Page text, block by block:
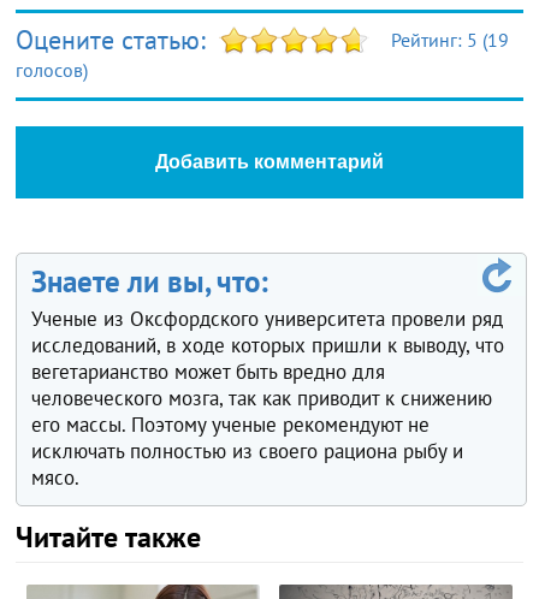
Оцените статью: Рейтинг: 5 (19
голосов)
Добавить комментарий
Знаете ли вы, что:
Ученые из Оксфордского университета провели ряд
исследований, в ходе которых пришли к выводу, что
вегетарианство может быть вредно для
человеческого мозга, так как приводит к снижению
его массы. Поэтому ученые рекомендуют не
исключать полностью из своего рациона рыбу и
мясо.
Читайте также